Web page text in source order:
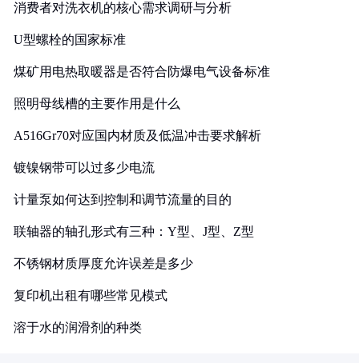
消费者对洗衣机的核心需求调研与分析
U型螺栓的国家标准
煤矿用电热取暖器是否符合防爆电气设备标准
照明母线槽的主要作用是什么
A516Gr70对应国内材质及低温冲击要求解析
镀镍钢带可以过多少电流
计量泵如何达到控制和调节流量的目的
联轴器的轴孔形式有三种：Y型、J型、Z型
不锈钢材质厚度允许误差是多少
复印机出租有哪些常见模式
溶于水的润滑剂的种类